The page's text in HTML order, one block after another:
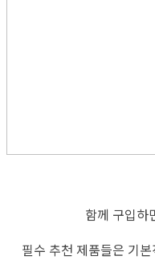
함께 구입하
필수 추천 제품들은 기